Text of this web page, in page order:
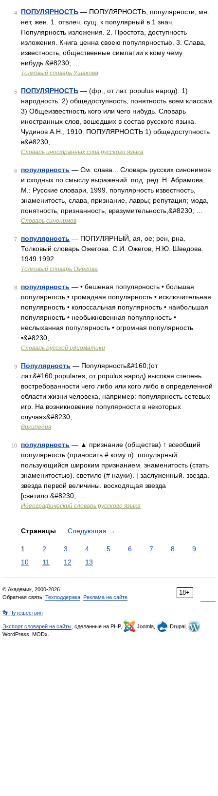
4 ПОПУЛЯРНОСТЬ — ПОПУЛЯРНОСТЬ, популярности, мн.
нет, жен. 1. отвлеч. сущ. к популярный в 1 знач.
Популярность изложения. 2. Простота, доступность
изложения. Книга ценна своею популярностью. 3. Слава,
известность, общественные симпатии к кому чему
нибудь.&#8230; …
Толковый словарь Ушакова
5 ПОПУЛЯРНОСТЬ — (фр., от лат. populus народ). 1)
народность. 2) общедоступность, понятность всем классам.
3) Общеизвестность кого или чего нибудь. Словарь
иностранных слов, вошедших в состав русского языка.
Чудинов А.Н., 1910. ПОПУЛЯРНОСТЬ 1) общедоступность
в&#8230; …
Словарь иностранных слов русского языка
6 популярность — См. слава... Словарь русских синонимов
и сходных по смыслу выражений. под. ред. Н. Абрамова,
М.: Русские словари, 1999. популярность известность,
знаменитость, слава, признание, лавры; репутация; мода,
понятность, признанность, вразумительность,&#8230; …
Словарь синонимов
7 популярность — ПОПУЛЯРНЫЙ, ая, ое; рен, рна.
Толковый словарь Ожегова. С.И. Ожегов, Н.Ю. Шведова.
1949 1992 …
Толковый словарь Ожегова
8 популярность — • бешеная популярность • большая
популярность • громадная популярность • исключительная
популярность • колоссальная популярность • наибольшая
популярность • необыкновенная популярность •
неслыханная популярность • огромная популярность
•&#8230; …
Словарь русской идиоматики
9 Популярность — Популярность&#160;(от
лат.&#160;populares, от populus народ) высокая степень
востребованности чего либо или кого либо в определенной
области жизни человека, например: популярность сетевых
игр. На возникновение популярности в некоторых
случаях&#8230; …
Википедия
10 популярность — ▲ признание (общества) ↑ всеобщий
популярность (приносить # кому л). популярный
пользующийся широким признанием. знаменитость (стать
знаменитостью). светило (# науки). | заслуженный. звезда.
звезда первой величины. восходящая звезда
[светило.&#8230; …
Идеографический словарь русского языка
Страницы Следующая →
1 2 3 4 5 6 7 8
9
10
11 12 13
18+
© Академик, 2000-2026
Обратная связь: Техподдержка Реклама на сайте
👣 Путешествия
Экспорт словарей на сайты , сделанные на PHP, Joomla,
Drupal,
WordPress, MODx.